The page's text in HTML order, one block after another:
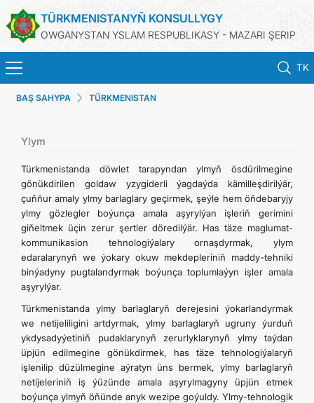
TÜRKMENISTANYŇ KONSULLYGY
OWGANYSTAN YSLAM RESPUBLIKASY - MAZARI ŞERIP
TK
HOME
TURKMENISTAN
CONSULAR SERVICES
MFA
BAŞ SAHYPA TÜRKMENISTAN
Ylym
Türkmenistanda döwlet tarapyndan ylmyň ösdürilmegine
gönükdirilen goldaw yzygiderli ýagdaýda kämilleşdirilýär,
çuňňur amaly ylmy barlaglary geçirmek, şeýle hem öňdebaryjy
ylmy gözlegler boýunça amala aşyrylýan işleriň gerimini
giňeltmek üçin zerur şertler döredilýär. Has täze maglumat-
kommunikasion tehnologiýalary ornaşdyrmak, ylym
edaralarynyň we ýokary okuw mekdepleriniň maddy-tehniki
binýadyny pugtalandyrmak boýunça toplumlaýyn işler amala
aşyrylýar.
Türkmenistanda ylmy barlaglaryň derejesini ýokarlandyrmak
we netijeliligini artdyrmak, ylmy barlaglaryň ugruny ýurduň
ykdysadyýetiniň pudaklarynyň zerurlyklarynyň ylmy taýdan
üpjün edilmegine gönükdirmek, has täze tehnologiýalaryň
işlenilip düzülmegine aýratyn üns bermek, ylmy barlaglaryň
netijeleriniň iş ýüzünde amala aşyrylmagyny üpjün etmek
boýunça ylmyň öňünde anyk wezipe goýuldy. Ylmy-tehnologik